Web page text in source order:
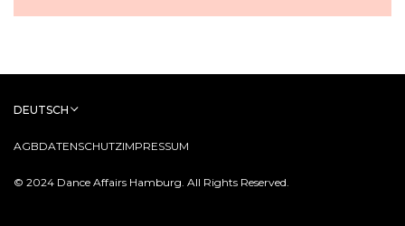
© 2024 Dance Affairs Hamburg. All Rights Reserved.
AGBDATENSCHUTZIMPRESSUM
DEUTSCH